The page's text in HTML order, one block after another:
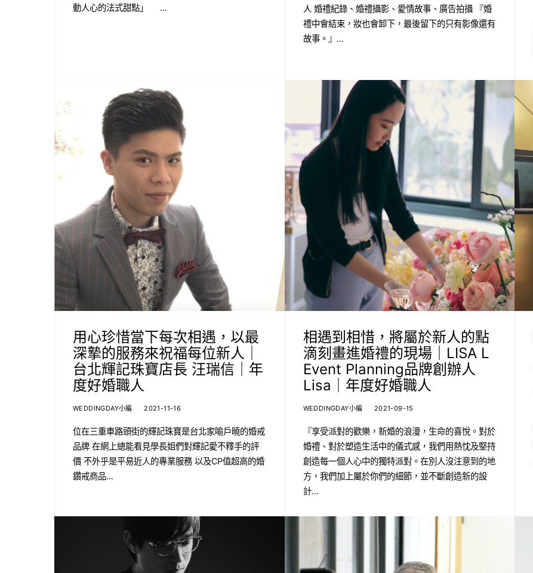
動人心的法式甜點」 …
人 婚禮紀錄、婚禮攝影、愛情故事、廣告拍攝 『婚
禮中會結束，妝也會卸下，最後留下的只有影像還有
故事。』…
用心珍惜當下每次相遇，以最
深摯的服務來祝福每位新人｜
台北輝記珠寶店長 汪瑞信｜年
度好婚職人
WEDDINGDAY小編 2021-11-16
位在三重車路頭街的輝記珠寶是台北家喻戶曉的婚戒
品牌 在網上總能看見學長姐們對輝記愛不釋手的評
價 不外乎是平易近人的專業服務 以及CP值超高的婚
鑽戒商品…
相遇到相惜，將屬於新人的點
滴刻畫進婚禮的現場｜LISA L
Event Planning品牌創辦人
Lisa｜年度好婚職人
WEDDINGDAY小編 2021-09-15
『享受派對的歡樂，新婚的浪漫，生命的喜悅。對於
婚禮、對於塑造生活中的儀式感，我們用熱忱及堅持
創造每一個人心中的獨特派對。在別人沒注意到的地
方，我們加上屬於你們的細節，並不斷創造新的設
計…